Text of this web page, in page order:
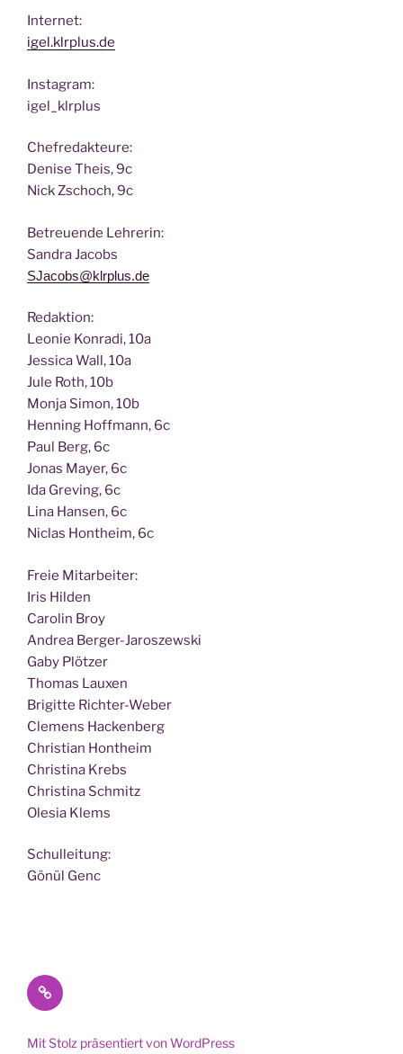
Inter­net:
igel.klrplus.de
Insta­gram:
igel_klrplus
Chef­re­dak­teu­re:
Deni­se Theis, 9c
Nick Zscho­ch, 9c
Betreu­en­de Lehrerin:
San­dra Jacobs
SJacobs@klrplus.de
Redak­ti­on:
Leo­nie Kon­ra­di, 10a
Jes­si­ca Wall, 10a
Jule Roth, 10b
Mon­ja Simon, 10b
Hen­ning Hoff­mann, 6c
Paul Berg, 6c
Jonas May­er, 6c
Ida Gre­ving, 6c
Lina Han­sen, 6c
Nic­las Hont­heim, 6c
Freie Mit­ar­bei­ter:
Iris Hilden
Caro­lin Broy
Andrea Berger-Jaroszewski
Gaby Plötzer
Tho­mas Lauxen
Bri­git­te Richter-Weber
Cle­mens Hackenberg
Chris­ti­an Hontheim
Chris­ti­na Krebs
Chris­ti­na Schmitz
Ole­sia Klems
Schul­lei­tung:
Gönül Genc
Datenschutz
Mit Stolz präsentiert von WordPress